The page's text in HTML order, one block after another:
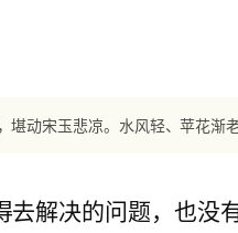
去解决的问题，也没